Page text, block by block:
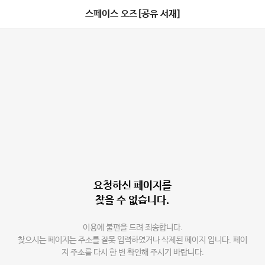
스페이스 오즈[공유 서재]
요청하신 페이지를
찾을 수 없습니다.
이용에 불편을 드려 죄송합니다.
찾으시는 페이지는 주소를 잘못 입력하였거나 삭제된 페이지 입니다. 페이
지 주소를 다시 한 번 확인해 주시기 바랍니다.